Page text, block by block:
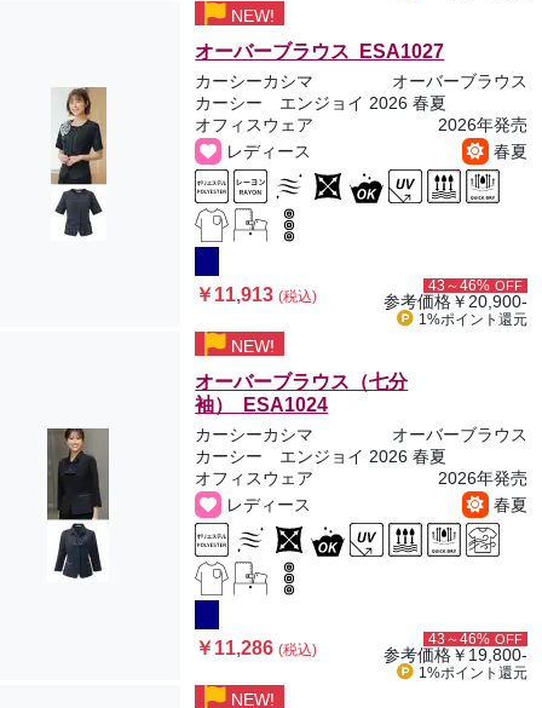
NEW!
オーバーブラウス ESA1027
カーシーカシマ
オーバーブラウス
カーシー エンジョイ 2026 春夏
オフィスウェア
2026年発売
レディース
春夏
￥11,913(税込)
43～46% OFF
参考価格￥20,900-
1%ポイント 還元
NEW!
オーバーブラウス（七分
袖） ESA1024
カーシーカシマ
オーバーブラウス
カーシー エンジョイ 2026 春夏
オフィスウェア
2026年発売
レディース
春夏
￥11,286(税込)
43～46% OFF
参考価格￥19,800-
1%ポイント 還元
NEW!